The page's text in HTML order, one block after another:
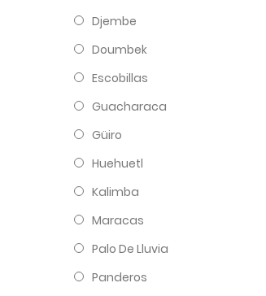
Djembe
Doumbek
Escobillas
Guacharaca
Güiro
Huehuetl
Kalimba
Maracas
Palo De Lluvia
Panderos